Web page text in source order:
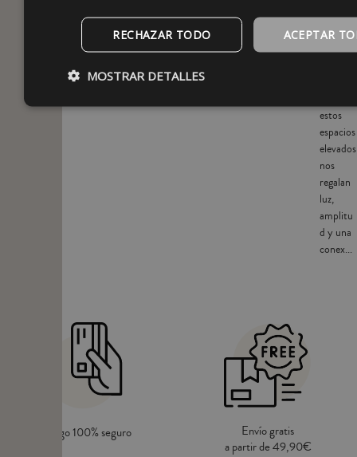
Ya sea
en plena
ciudad o
estos
espacios
elevados
nos
regalan
luz,
amplitu
d y una
conex...
Pago 100% seguro
Envío gratis
a partir de 49,90€
ACEPTAR
RECHAZAR TODO
MOSTRAR DETALLES